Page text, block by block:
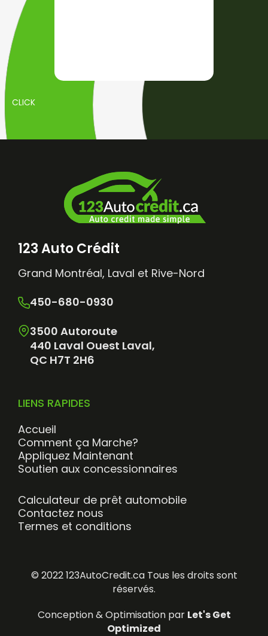
CLICK
123 Auto Crédit
Grand Montréal, Laval et Rive-Nord
450-680-0930
3500 Autoroute
440 Laval Ouest Laval,
QC H7T 2H6
LIENS RAPIDES
Accueil
Comment ça Marche?
Appliquez Maintenant
Soutien aux concessionnaires
Calculateur de prêt automobile
Contactez nous
Termes et conditions
© 2022 123AutoCredit.ca Tous les droits sont
réservés.
Conception & Optimisation par Let's Get
Optimized